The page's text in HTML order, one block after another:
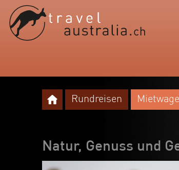
Rundreisen
Natur, Genuss und